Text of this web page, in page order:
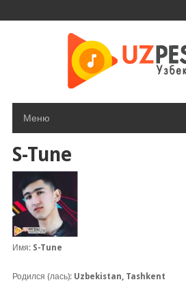
Меню
S-Tune
Имя: S-Tune
Родился (лась): Uzbekistan, Tashkent